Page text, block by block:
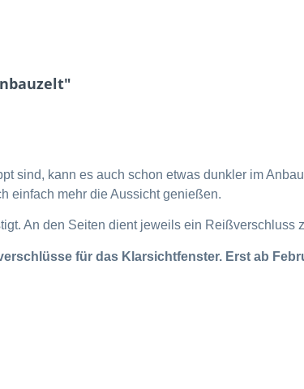
sind, kann es auch schon etwas dunkler im
einfach mehr die Aussicht genießen.
An den Seiten dient jeweils ein Reißverschluss
für das Klarsichtfenster. Erst ab